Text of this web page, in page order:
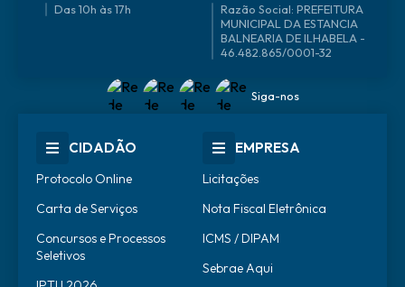
Das 10h às 17h
46.482.865/0001-32
Siga-nos
CIDADÃO
Protocolo Online
Carta de Serviços
Concursos e Processos
Seletivos
EMPRESA
Licitações
Nota Fiscal Eletrônica
ICMS / DIPAM
Sebrae Aqui